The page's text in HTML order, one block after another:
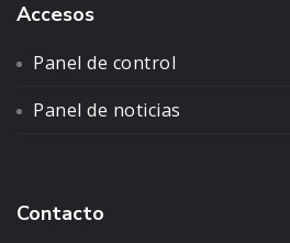
Accesos
Panel de control
Panel de noticias
Contacto